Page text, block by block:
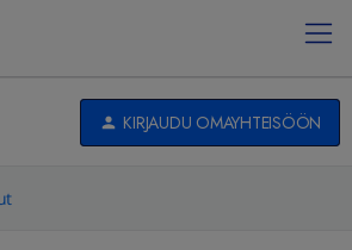
KIRJAUDU OMAYHTEISÖÖN